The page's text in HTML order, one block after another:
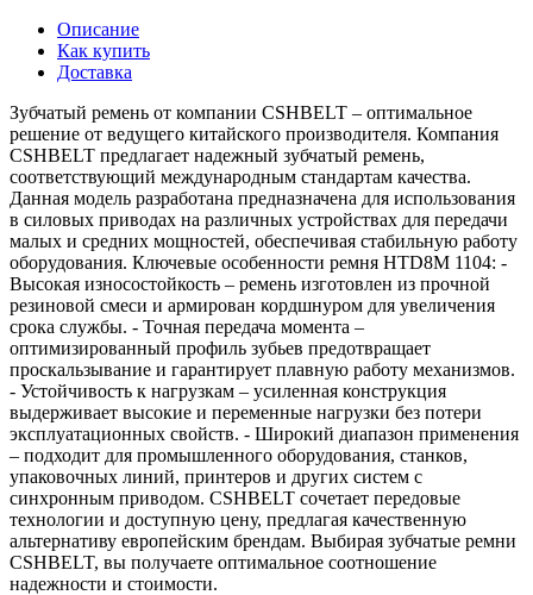
Описание
Как купить
Доставка
Зубчатый ремень от компании CSHBELT – оптимальное
решение от ведущего китайского производителя. Компания
CSHBELT предлагает надежный зубчатый ремень,
соответствующий международным стандартам качества.
Данная модель разработана предназначена для использования
в силовых приводах на различных устройствах для передачи
малых и средних мощностей, обеспечивая стабильную работу
оборудования. Ключевые особенности ремня HTD8M 1104: -
Высокая износостойкость – ремень изготовлен из прочной
резиновой смеси и армирован кордшнуром для увеличения
срока службы. - Точная передача момента –
оптимизированный профиль зубьев предотвращает
проскальзывание и гарантирует плавную работу механизмов.
- Устойчивость к нагрузкам – усиленная конструкция
выдерживает высокие и переменные нагрузки без потери
эксплуатационных свойств. - Широкий диапазон применения
– подходит для промышленного оборудования, станков,
упаковочных линий, принтеров и других систем с
синхронным приводом. CSHBELT сочетает передовые
технологии и доступную цену, предлагая качественную
альтернативу европейским брендам. Выбирая зубчатые ремни
CSHBELT, вы получаете оптимальное соотношение
надежности и стоимости.